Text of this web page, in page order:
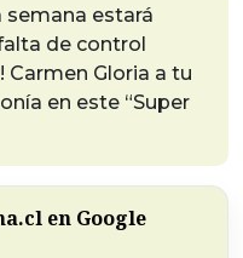
semana estará
de control
Carmen Gloria a tu
en este “Super
en Google